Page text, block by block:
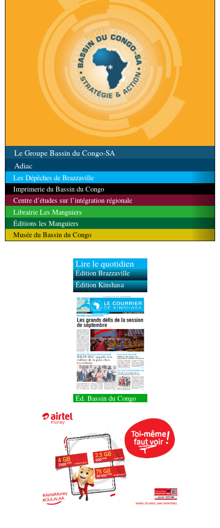
Le Groupe Bassin du Congo-SA
Adiac
Les Dépêches de Brazzaville
Imprimerie du Bassin du Congo
Centre d’études sur l’intégration régionale
Librairie Les Manguiers
Éditions les Manguiers
Musée du Bassin du Congo
Lire le quotidien
Édition Brazzaville
Édition Kinshasa
Éd. Bassin du Congo